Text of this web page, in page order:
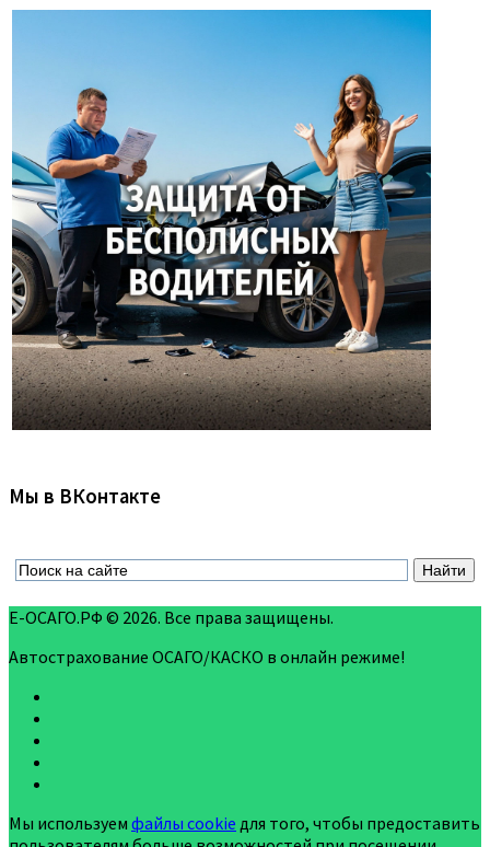
Мы в ВКонтакте
Е-ОСАГО.РФ © 2026. Все права защищены.
Автострахование ОСАГО/КАСКО в онлайн режиме!
Мы используем файлы cookie для того, чтобы предоставить